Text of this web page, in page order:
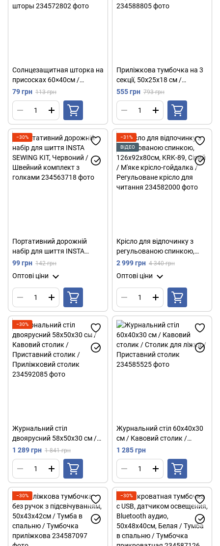
Солнцезащитная шторка на
присосках 60×40см /
Шторка от солнца в машину
/ Универсальные рулонные
шторы
79 грн 113 грн
Приліжкова тумбочка на 3
секції, 50х25х18 см /
Тумбочка в дитячу кімнату
/ Тумба в спальню
555 грн 793 грн
−30%
Портативний дорожній
набір для шиття INSTA
SEWING KIT, Червоний /
голками
99 грн 142 грн
Оптові ціни
−31%
ВІДЕО
Крісло для відпочинку з
регульованою спинкою,
126х92х80см, KRK-89, Сірий
Регульоване крісло для
читання
2 999 грн 4 340 грн
Оптові ціни
−30%
Журнальний стіл
двоярусний 58х50х30 см /
Кавовий столик /
Приставний столик /
Приліжковий столик
1 289 грн 1 841 грн
Журнальний стіл 60х40х30
см / Кавовий столик /
Столик для ліжка /
Приставний столик
1 285 грн
−30% −30%